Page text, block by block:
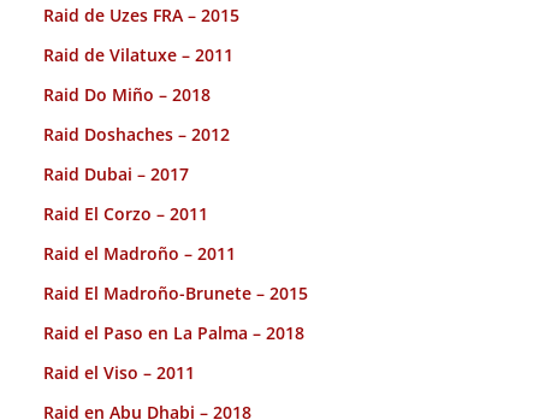
Raid de Uzes FRA – 2015
Raid de Vilatuxe – 2011
Raid Do Miño – 2018
Raid Doshaches – 2012
Raid Dubai – 2017
Raid El Corzo – 2011
Raid el Madroño – 2011
Raid El Madroño-Brunete – 2015
Raid el Paso en La Palma – 2018
Raid el Viso – 2011
Raid en Abu Dhabi – 2018